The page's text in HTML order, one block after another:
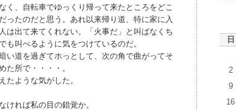
く、自転車でゆっくり帰って来たところをどこ
ったのだと思う。あれ以来帰り道、特に家に入
は出て来てくれない。「火事だ」と叫ばなくち
も叫べるように気をつけているのだ。
い道を過ぎてホっとして、次の角で曲がってそ
た所で・・・・。
たような気がした。
ければ私の目の錯覚か。
日
2
9
16